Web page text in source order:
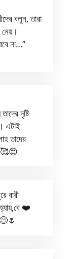
বলুন, তারা
নেয়।
না…”
দৃষ্টি
এটাই
তাদের
বারী
❤️